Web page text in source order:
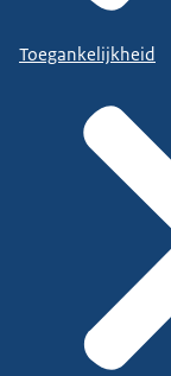
Toegankelijkheid